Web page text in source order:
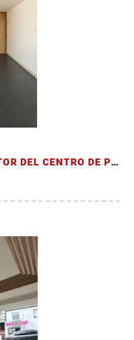
ALQUILER DE LOCAL EN EL SECTOR DEL CENTRO DE PEREIRA